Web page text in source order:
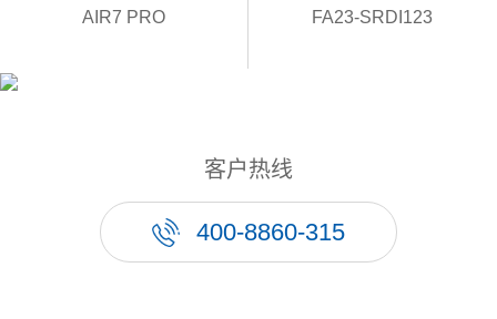
AIR7 PRO FA23-SRDI123
客户热线
400-8860-315